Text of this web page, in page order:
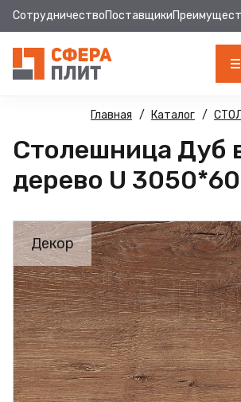
СотрудничествоПоставщики
Главная Каталог
Столешница Дуб
дерево U
Декор